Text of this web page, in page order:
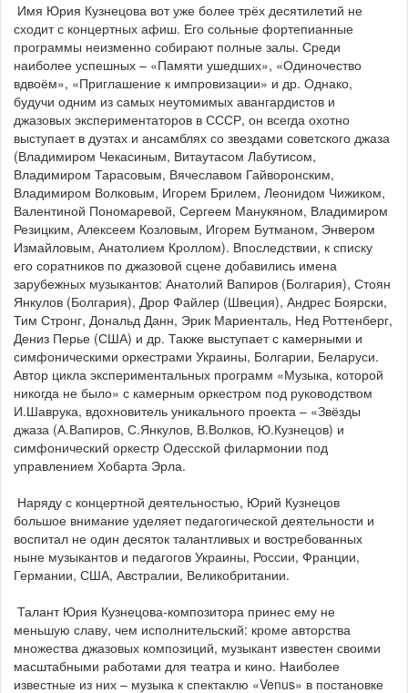
Имя Юрия Кузнецова вот уже более трёх десятилетий не
сходит с концертных афиш. Его сольные фортепианные
программы неизменно собирают полные залы. Среди
наиболее успешных – «Памяти ушедших», «Одиночество
вдвоём», «Приглашение к импровизации» и др. Однако,
будучи одним из самых неутомимых авангардистов и
джазовых экспериментаторов в СССР, он всегда охотно
выступает в дуэтах и ансамблях со звездами советского джаза
(Владимиром Чекасиным, Витаутасом Лабутисом,
Владимиром Тарасовым, Вячеславом Гайворонским,
Владимиром Волковым, Игорем Брилем, Леонидом Чижиком,
Валентиной Пономаревой, Сергеем Манукяном, Владимиром
Резицким, Алексеем Козловым, Игорем Бутманом, Энвером
Измайловым, Анатолием Кроллом). Впоследствии, к списку
его соратников по джазовой сцене добавились имена
зарубежных музыкантов: Анатолий Вапиров (Болгария), Стоян
Янкулов (Болгария), Дрор Файлер (Швеция), Андрес Боярски,
Тим Стронг, Дональд Данн, Эрик Мариенталь, Нед Роттенберг,
Дениз Перье (США) и др. Также выступает с камерными и
симфоническими оркестрами Украины, Болгарии, Беларуси.
Автор цикла экспериментальных программ «Музыка, которой
никогда не было» с камерным оркестром под руководством
И.Шаврука, вдохновитель уникального проекта – «Звёзды
джаза (А.Вапиров, С.Янкулов, В.Волков, Ю.Кузнецов) и
симфонический оркестр Одесской филармонии под
управлением Хобарта Эрла.
Наряду с концертной деятельностью, Юрий Кузнецов
большое внимание уделяет педагогической деятельности и
воспитал не один десяток талантливых и востребованных
ныне музыкантов и педагогов Украины, России, Франции,
Германии, США, Австралии, Великобритании.
Талант Юрия Кузнецова-композитора принес ему не
меньшую славу, чем исполнительский: кроме авторства
множества джазовых композиций, музыкант известен своими
масштабными работами для театра и кино. Наиболее
известные из них – музыка к спектаклю «Venus» в постановке